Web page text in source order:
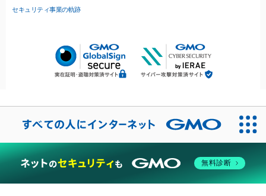
セキュリティ事業の軌跡
無料診断